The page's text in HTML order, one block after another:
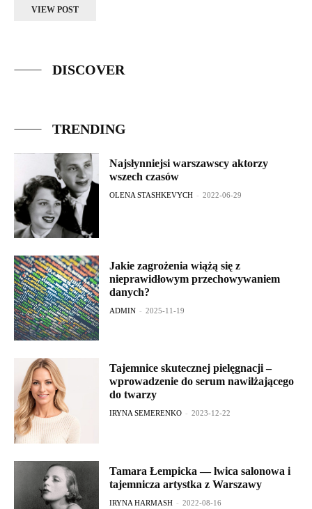
VIEW POST
DISCOVER
TRENDING
Najsłynniejsi warszawscy aktorzy
wszech czasów
OLENA STASHKEVYCH - 2022-06-29
Jakie zagrożenia wiążą się z
nieprawidłowym przechowywaniem
danych?
ADMIN - 2025-11-19
Tajemnice skutecznej pielęgnacji –
wprowadzenie do serum nawilżającego
do twarzy
IRYNA SEMERENKO - 2023-12-22
Tamara Łempicka — lwica salonowa i
tajemnicza artystka z Warszawy
IRYNA HARMASH - 2022-08-16